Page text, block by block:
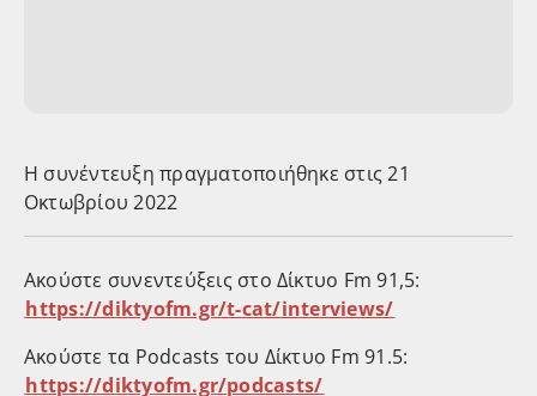
Η συνέντευξη πραγματοποιήθηκε στις 21
Οκτωβρίου 2022
Ακούστε συνεντεύξεις στο Δίκτυο Fm 91,5:
⁠https://diktyofm.gr/t-cat/interviews/⁠
Ακούστε τα Podcasts του Δίκτυο Fm 91.5:
⁠https://diktyofm.gr/podcasts/⁠